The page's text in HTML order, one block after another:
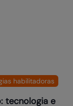
habilitadoras
tecnologia e